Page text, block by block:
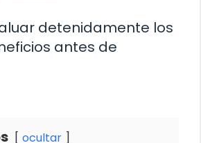
detenidamente los
antes de
ocultar